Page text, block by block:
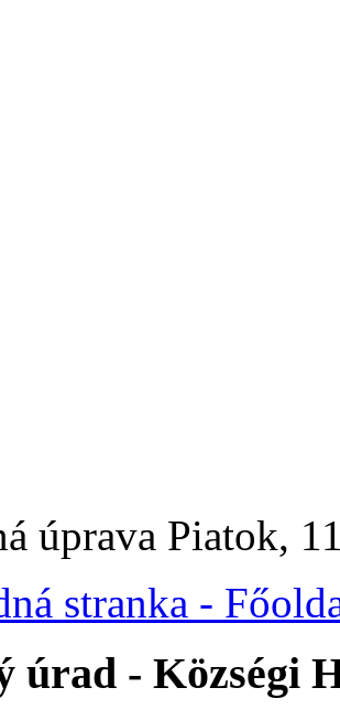
úprava Piatok,
stranka -
úrad - Községi